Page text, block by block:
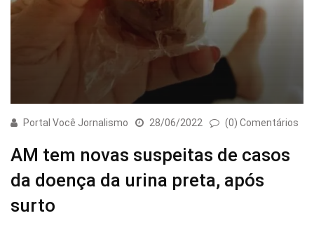
Portal Você Jornalismo 28/06/2022 (0) Comentários
AM tem novas suspeitas de casos
da doença da urina preta, após
surto